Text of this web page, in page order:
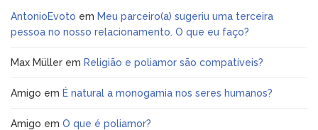
AntonioEvoto em Meu parceiro(a) sugeriu uma terceira
pessoa no nosso relacionamento. O que eu faço?
Max Müller em Religião e poliamor são compatíveis?
Amigo em É natural a monogamia nos seres humanos?
Amigo em O que é poliamor?